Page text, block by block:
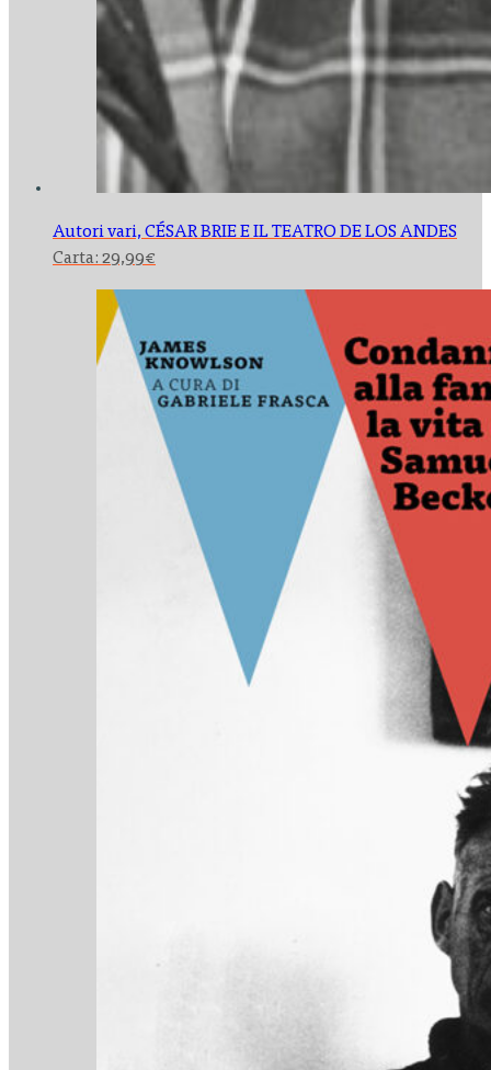
Autori vari,CÉSAR BRIE E IL TEATRO DE LOS ANDES
Carta: 29,99€